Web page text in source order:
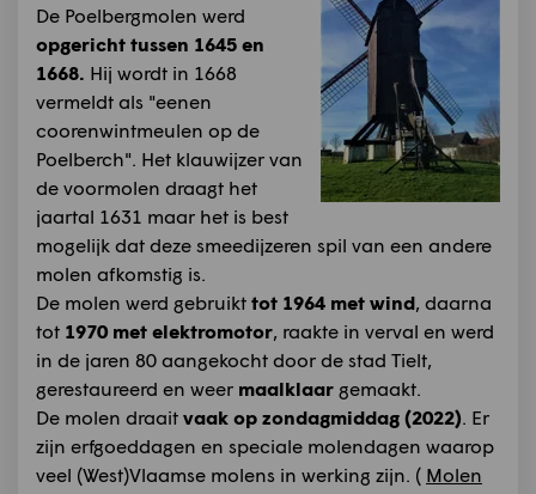
De Poelbergmolen werd
opgericht tussen 1645 en
1668. Hij wordt in 1668
vermeldt als "eenen
coorenwintmeulen op de
Poelberch". Het klauwijzer van
de voormolen draagt het
jaartal 1631 maar het is best
mogelijk dat deze smeedijzeren spil van een andere
molen afkomstig is.
De molen werd gebruikt tot 1964 met wind, daarna
tot 1970 met elektromotor, raakte in verval en werd
in de jaren 80 aangekocht door de stad Tielt,
gerestaureerd en weer maalklaar gemaakt.
De molen draait vaak op zondagmiddag (2022). Er
zijn erfgoeddagen en speciale molendagen waarop
veel (West)Vlaamse molens in werking zijn. ( Molen